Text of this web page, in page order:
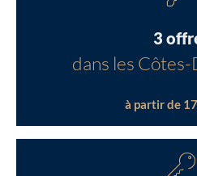
3
dans les
à partir de